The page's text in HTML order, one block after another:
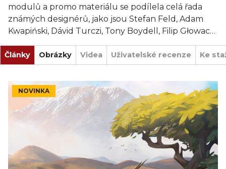
modulů a promo materiálu se podílela celá řada
známých designérů, jako jsou Stefan Feld, Adam
Kwapiński, Dávid Turczi, Tony Boydell, Filip Głowacz,
Andrei Novac a Błażej Kubacki.
Články Obrázky Videa Uživatelské recenze Ke
NOVINKA